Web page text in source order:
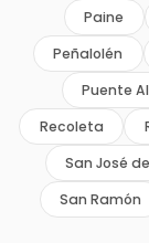
Paine
Peñalolén
Puente
Recoleta
San José
San Ramón